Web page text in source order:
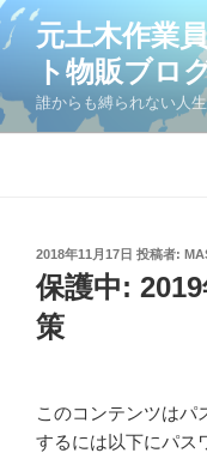
コ
ン
ン
ツ
元土木作業
ト物販ブロ
誰からも縛られない人
投
稿
日:
2018年11月17日 投稿者:
保護中:
策
このコンテンツはパ
するには以下にパス